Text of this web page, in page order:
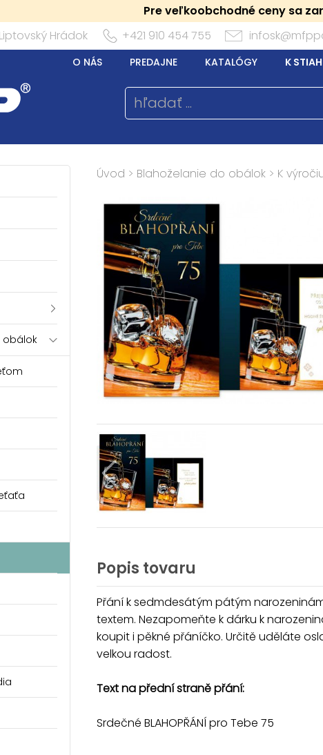
Pre veľkoobchodné ceny sa
Liptovský Hrádok +421 910 454 755
O NÁS PREDAJNE KATALÓGY K
obálok
Úvod > Blahoželanie do obálok > K
Popis tovaru
Přání k sedmdesátým pátým
textem. Nezapomeňte k dárku k
koupit i pěkné přáníčko. Určitě uděláte
velkou radost.
Text na přední straně přání:
Srdečné BLAHOPŘÁNÍ pro Tebe 75